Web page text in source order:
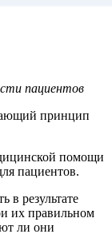
пациентов
принцип
помощи
пациентов.
в результате
их правильном
ли они